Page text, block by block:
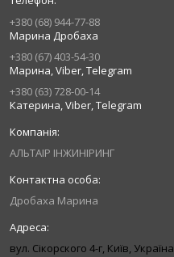
+380 (68) 944-77-88
Марина Дробаха
+380 (67) 403-54-30
Марина, Viber, Telegram
+380 (63) 728-00-14
Катерина, Viber, Telegram
АЛЬТАІР ІНЖИНІРИНГ
Дробаха Марина
вул. Сікорского 4-г, Київ, Україна